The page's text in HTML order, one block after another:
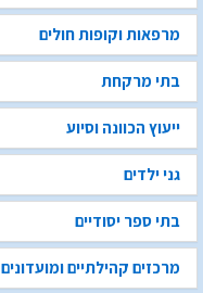
מרפאות וקופות חולים
בתי מרקחת
ייעוץ הכוונה וסיוע
גני ילדים
בתי ספר יסודיים
מרכזים קהילתיים ומועדונים